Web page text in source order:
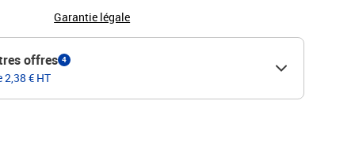
Garantie légale
offres 4
2,38 € HT